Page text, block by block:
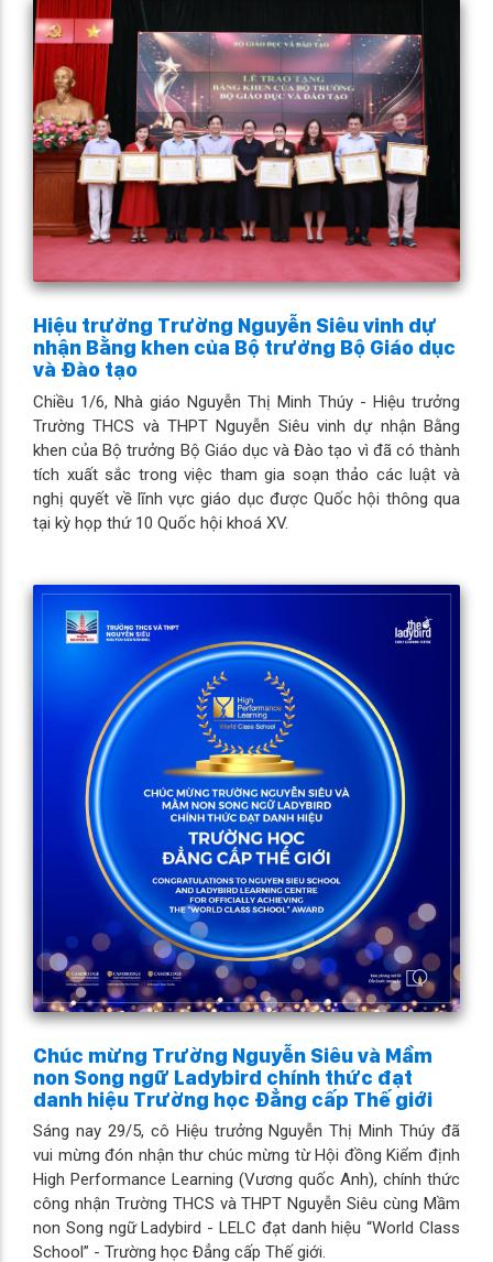
Hiệu trưởng Trường Nguyễn Siêu vinh dự
nhận Bằng khen của Bộ trưởng Bộ Giáo dục
và Đào tạo
Chiều 1/6, Nhà giáo Nguyễn Thị Minh Thúy - Hiệu trưởng
Trường THCS và THPT Nguyễn Siêu vinh dự nhận Bằng
khen của Bộ trưởng Bộ Giáo dục và Đào tạo vì đã có thành
tích xuất sắc trong việc tham gia soạn thảo các luật và
nghị quyết về lĩnh vực giáo dục được Quốc hội thông qua
tại kỳ họp thứ 10 Quốc hội khoá XV.
Chúc mừng Trường Nguyễn Siêu và Mầm
non Song ngữ Ladybird chính thức đạt
danh hiệu Trường học Đẳng cấp Thế giới
Sáng nay 29/5, cô Hiệu trưởng Nguyễn Thị Minh Thúy đã
vui mừng đón nhận thư chúc mừng từ Hội đồng Kiểm định
High Performance Learning (Vương quốc Anh), chính thức
công nhận Trường THCS và THPT Nguyễn Siêu cùng Mầm
non Song ngữ Ladybird - LELC đạt danh hiệu “World Class
School” - Trường học Đẳng cấp Thế giới.